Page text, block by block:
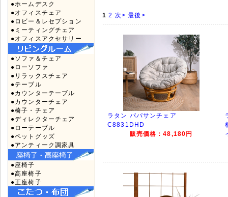
●ホームデスク
●オフィスチェア
●ロビー＆レセプション
●ミーティングチェア
●オフィスアクセサリー
●ソファ＆チェア
●ローソファ
●リラックスチェア
●テーブル
●カウンターテーブル
●カウンターチェア
●椅子・チェア
●ディレクターチェア
●ローテーブル
●ペットグッズ
●アンティーク調家具
●座椅子
●高座椅子
●正座椅子
1 2 次> 最後>
ラタン パパサンチェア
C8831DHD
販売価格：48,180円